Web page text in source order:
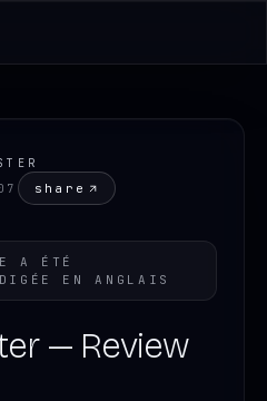
share
A ÉTÉ
EN
ANGLAIS
— Review